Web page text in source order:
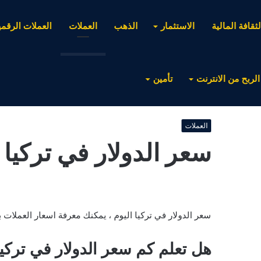
الثقافة المالية الاستثمار الذهب العملات العملات
الربح من الانترنت تأمين
العملات
سعر الدولار في تركيا
سعر الدولار في تركيا اليوم ، يمكنك معرفة اسعار
هل تعلم كم سعر الدولار في